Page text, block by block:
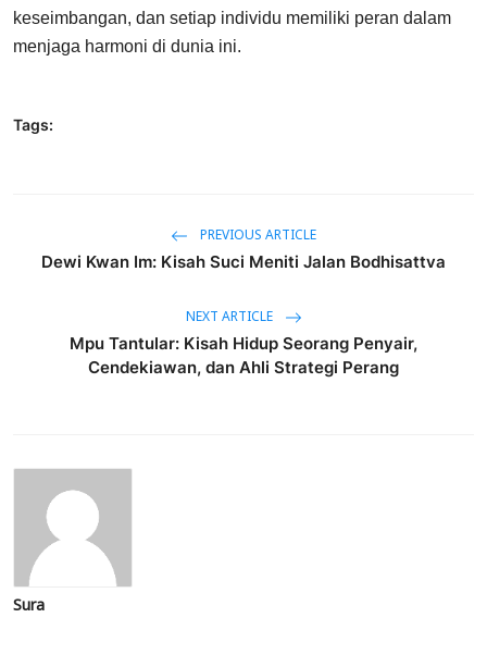
keseimbangan, dan setiap individu memiliki peran dalam
menjaga harmoni di dunia ini.
Tags:
PREVIOUS ARTICLE
Dewi Kwan Im: Kisah Suci Meniti Jalan Bodhisattva
NEXT ARTICLE
Mpu Tantular: Kisah Hidup Seorang Penyair,
Cendekiawan, dan Ahli Strategi Perang
Sura